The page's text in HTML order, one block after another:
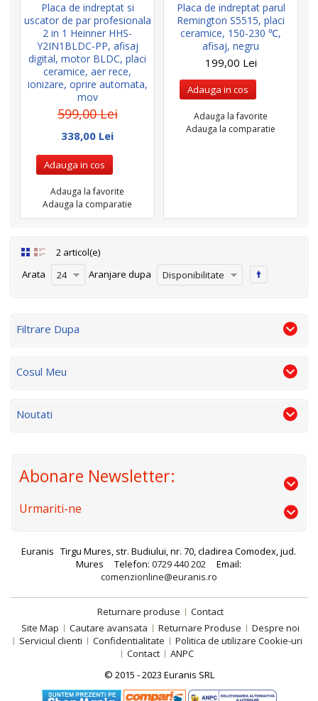
Placa de indreptat si
uscator de par profesionala
2 in 1 Heinner HHS-
Y2IN1BLDC-PP, afisaj
digital, motor BLDC, placi
ceramice, aer rece,
ionizare, oprire automata,
mov
599,00 Lei
338,00 Lei
Adauga in cos
Adauga la favorite
Adauga la comparatie
Placa de indreptat parul
Remington S5515, placi
ceramice, 150-230 ℃,
afisaj, negru
199,00 Lei
Adauga in cos
Adauga la favorite
Adauga la comparatie
2 articol(e)
Arata
24 Aranjare dupa Disponibilitate
Filtrare Dupa
Cosul Meu
Noutati
Abonare Newsletter:
Urmariti-ne
Euranis Tirgu Mures, str. Budiului, nr. 70, cladirea Comodex, jud.
Mures
Telefon:0729 440 202
Email:
comenzionline@euranis.ro
Returnare produse
Contact
Site Map
Cautare avansata Returnare Produse
Despre noi
Serviciul clienti
Confidentialitate
Politica de utilizare Cookie-uri
Contact
ANPC
© 2015 - 2023 Euranis SRL